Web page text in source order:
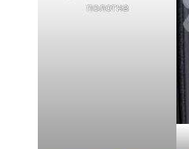
полотна